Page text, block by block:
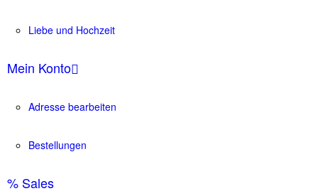
Liebe und Hochzeit
Mein Konto
Adresse bearbeiten
Bestellungen
% Sales